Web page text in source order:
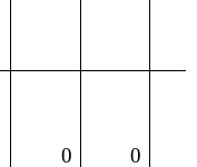
0 0